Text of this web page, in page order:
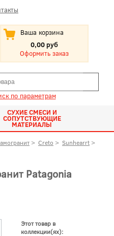
Ваша корзина
0,00 руб
Оформить заказ
по параметрам
СУХИЕ СМЕСИ И
СОПУТСТВУЮЩИЕ
МАТЕРИАЛЫ
> Creto > Sunhearrt >
Patagonia
Этот товар в
коллекции(ях):